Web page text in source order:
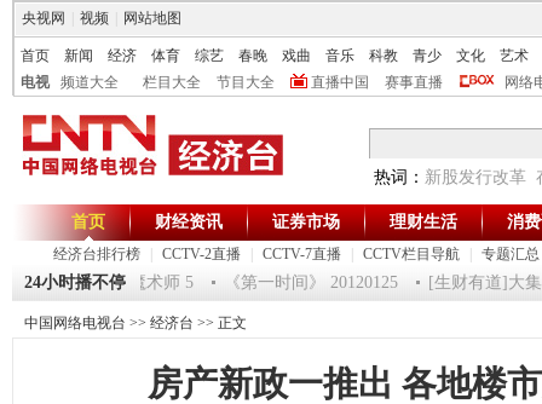
央视网 视频 网站地图
首页 新闻 经济 体育 综艺 春晚 戏曲 音乐 科教 青少 文化
艺术
电视
频道大全 栏目大全 节目大全 直播中国 赛事直播 网络
热词： 新股发行改革
首页
经济台排行榜 CCTV-2直播 CCTV-7直播 CCTV栏目导航 专题汇总
财经资讯 证券市场 理财生活 消
24小时播不停
2012-超级魔术师 5 《第一时间》 20120125 [生财有道]大集大利
中国网络电视台 >> 经济台 >> 正文
房产新政一推出 各地楼